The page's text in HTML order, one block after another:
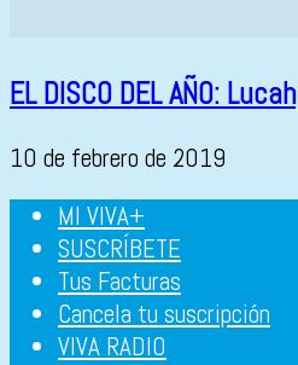
EL DISCO DEL AÑO:
10 de febrero de 2019
MI VIVA+
SUSCRÍBETE
Tus Facturas
Cancela tu suscripción
VIVA RADIO